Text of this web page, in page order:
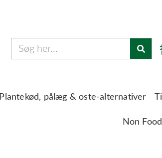
Plantekød, pålæg & oste-alternativer
Non Food